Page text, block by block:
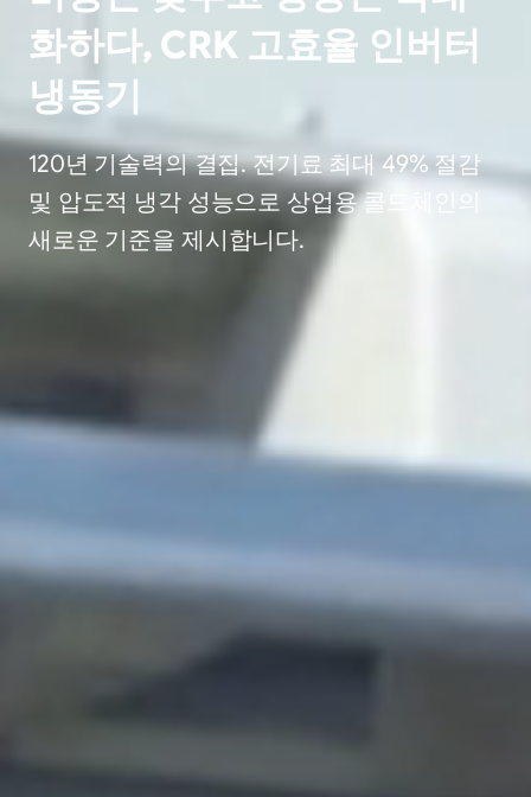
화하다, CRK 고효율 인버터
냉동기
120년 기술력의 결집. 전기료 최대 49% 절감
및 압도적 냉각 성능으로 상업용 콜드체인의
새로운 기준을 제시합니다.